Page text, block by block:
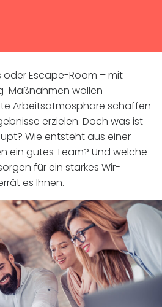
oder Escape-Room – mit
Maßnahmen wollen
Arbeitsatmosphäre schaffen
erzielen. Doch was ist
Wie entsteht aus einer
ein gutes Team? Und welche
für ein starkes Wir-
es Ihnen.